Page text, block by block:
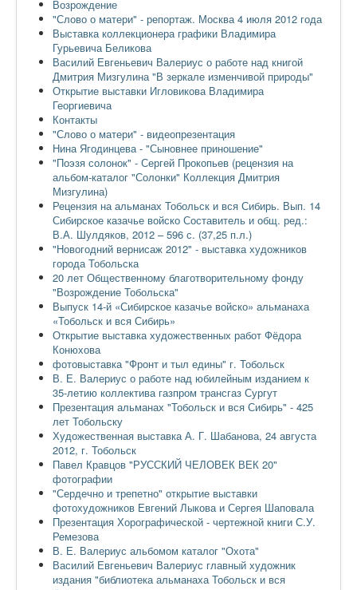
Возрождение
"Слово о матери" - репортаж. Москва 4 июля 2012 года
Выставка коллекционера графики Владимира
Гурьевича Беликова
Василий Евгеньевич Валериус о работе над книгой
Дмитрия Мизгулина "В зеркале изменчивой природы"
Открытие выставки Игловикова Владимира
Георгиевича
Контакты
"Слово о матери" - видеопрезентация
Нина Ягодинцева - "Сыновнее приношение"
"Поэзя солонок" - Сергей Прокопьев (рецензия на
альбом-каталог "Солонки" Коллекция Дмитрия
Мизгулина)
Рецензия на альманах Тобольск и вся Сибирь. Вып. 14
Сибирское казачье войско Составитель и общ. ред.:
В.А. Шулдяков, 2012 – 596 с. (37,25 п.л.)
"Новогодний вернисаж 2012" - выставка художников
города Тобольска
20 лет Общественному благотворительному фонду
"Возрождение Тобольска"
Выпуск 14-й «Сибирское казачье войско» альманаха
«Тобольск и вся Сибирь»
Открытие выставка художественных работ Фёдора
Конюхова
фотовыставка "Фронт и тыл едины" г. Тобольск
В. Е. Валериус о работе над юбилейным изданием к
35-летию коллектива газпром трансгаз Сургут
Презентация альманах "Тобольск и вся Сибирь" - 425
лет Тобольску
Художественная выставка А. Г. Шабанова, 24 августа
2012, г. Тобольск
Павел Кравцов "РУССКИЙ ЧЕЛОВЕК ВЕК 20"
фотографии
"Сердечно и трепетно" открытие выставки
фотохудожников Евгений Лыкова и Сергея Шаповала
Презентация Хорографической - чертежной книги С.У.
Ремезова
В. Е. Валериус альбомом каталог "Охота"
Василий Евгеньевич Валериус главный художник
издания "библиотека альманаха Тобольск и вся